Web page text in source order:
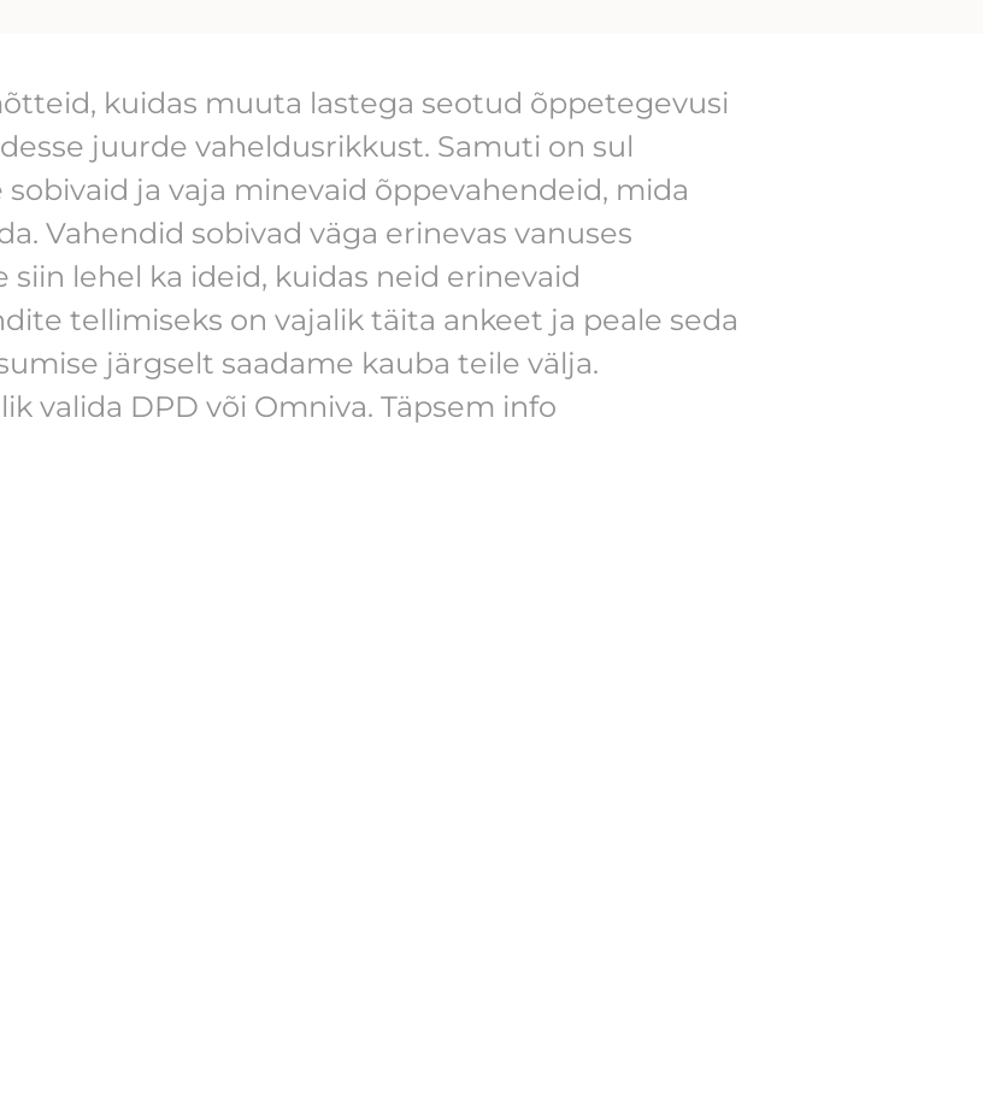
kuidas muuta lastega seotud õppetegevusi
juurde vaheldusrikkust. Samuti on sul
ja vaja minevaid õppevahendeid, mida
Vahendid sobivad väga erinevas vanuses
siin lehel ka ideid, kuidas neid erinevaid
tellimiseks on vajalik täita ankeet ja peale seda
järgselt saadame kauba teile välja.
valida DPD või Omniva. Täpsem info